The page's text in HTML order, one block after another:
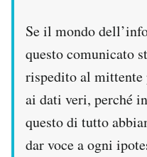
Se il mondo
questo comunicato
rispedito al
ai dati veri, perché
questo di tutto
dar voce a ogni